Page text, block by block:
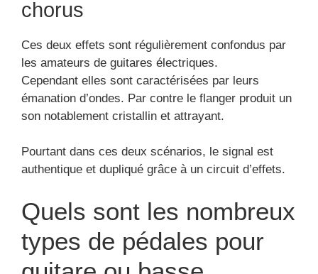
chorus
Ces deux effets sont régulièrement confondus par
les amateurs de guitares électriques.
Cependant elles sont caractérisées par leurs
émanation d’ondes. Par contre le flanger produit un
son notablement cristallin et attrayant.
Pourtant dans ces deux scénarios, le signal est
authentique et dupliqué grâce à un circuit d’effets.
Quels sont les nombreux
types de pédales pour